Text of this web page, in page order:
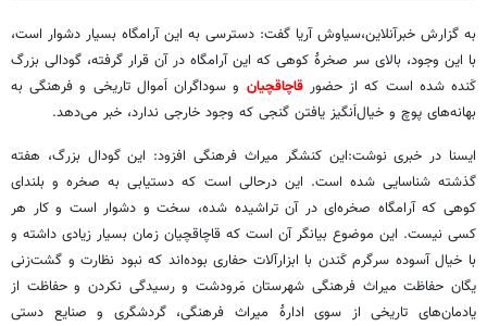
به گزارش خبرآنلاین،سیاوش آریا گفت: دسترسی به این آرامگاه بسیار دشوار است،
با این وجود، بالای سر صخرۀ کوهی که این آرامگاه در آن قرار گرفته، گودالی بزرگ
کَنده شده است که از حضور قاچاقچیان و سوداگران اَموال تاریخی و فرهنگی به
بهانه‌های پوچ و خیال‌اَنگیز یافتن گنجی که وجود خارجی ندارد، خبر می‌دهد.
ایسنا در خبری نوشت:این کنشگر میراث فرهنگی افزود: این گودال بزرگ، هفته
گذشته شناسایی شده است. این درحالی است که دستیابی به صخره و بلندای
کوهی که آرامگاه صخره‌ای در آن تراشیده شده، سخت و دشوار است و کار هر
کسی نیست. این موضوع بیانگر آن است که قاچاقچیان زمان بسیار زیادی داشته و
با خیال آسوده سرگرم کَندن با ابزارآلات حفاری بوده‌اند که نبود نظارت و گشت‌زنی
یگان حفاظت میراث فرهنگی شهرستان مَرودشت و رسیدگی نکردن و حفاظت از
یادمان‌های تاریخی از سوی ادارۀ میراث فرهنگی، گردشگری و صنایع دستی